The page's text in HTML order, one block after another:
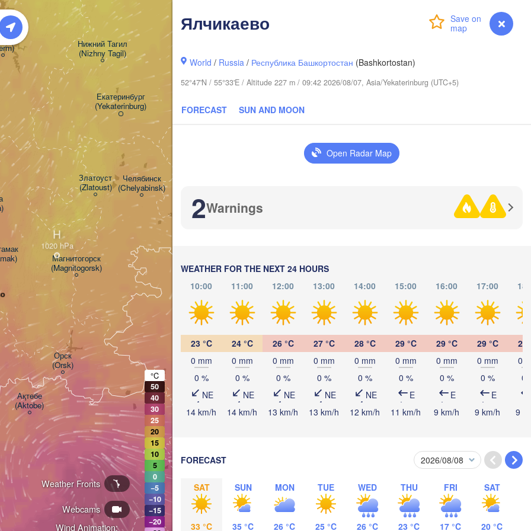
myVentusky Forecast
Ялчикаево
World / Russia / Республика Башкортостан (Bashkortostan)
52°47'N / 55°33'E / Altitude 227 m / 09:42 2026/08/07, Asia/Yekaterinburg (UTC+5)
FORECAST SUN AND MOON
Open Radar Map
2Warnings
WEATHER FOR THE NEXT 24 HOURS
10:00
11:00 12:00 13:00 14:00 15:00 16:00 17:00
23 °C
0 mm
0 %
NE
14 km/h
24 °C
0 mm
0 %
NE
14 km/h
26 °C
0 mm
0 %
NE
13 km/h
27 °C
0 mm
0 %
NE
13 km/h
28 °C
0 mm
0 %
NE
12 km/h
29 °C
0 mm
0 %
E
11 km/h
29 °C
0 mm
0 %
E
9 km/h
29 °C
0 mm
0 %
E
9 km/h
29
0
0
9
FORECAST
SAT
33 °C
SUN
35 °C
MON
26 °C
TUE
25 °C
WED
26 °C
THU
23 °C
FRI
17 °C
SAT
20 °C
Wind Animation:
Webcams
Weather Fronts
Екатеринбург
(Yekaterinburg)
Тюмень
Нижний Тагил
(Nizhny Tagil)
Челябинск
(Chelyabinsk)
Ақтөбе
(Aktobe)
Орск
(Orsk)
Қостанай
Златоуст
(Zlatoust)
Магнитогорск
(Magnitogorsk)
KAZAKHSTAN
(Omsk)
Астана
(Astana)
Қарағанды
Жезқазған
(Jezqazğan)
H
°C
50
40
30
25
20
15
10
5
0
−5
−10
−15
−20